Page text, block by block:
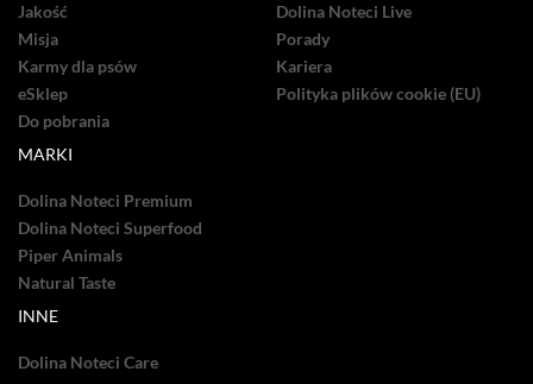
Jakość
Misja
Karmy dla psów
eSklep
Do pobrania
Dolina Noteci Live
Porady
Kariera
Polityka plików cookie (EU)
MARKI
Dolina Noteci Premium
Dolina Noteci Superfood
Piper Animals
Natural Taste
INNE
Dolina Noteci Care